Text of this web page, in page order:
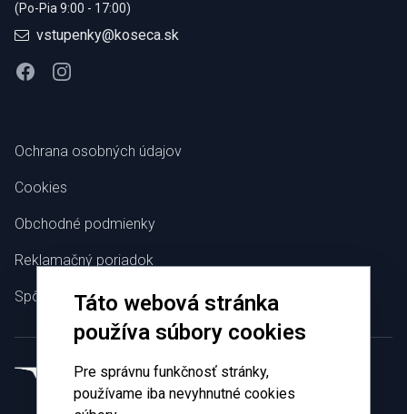
(Po-Pia 9:00 - 17:00)
vstupenky@koseca.sk
FacebookInstagram
Ochrana osobných údajov
Cookies
Obchodné podmienky
Reklamačný poriadok
Spôsoby platbyTáto webová stránka
používa súbory cookies
Pre správnu funkčnosť stránky,
používame iba nevyhnutné cookies